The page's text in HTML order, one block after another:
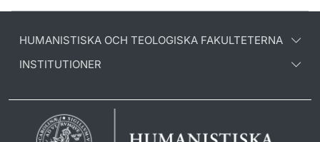
HUMANISTISKA OCH TEOLOGISKA FAKULTETERNA
INSTITUTIONER